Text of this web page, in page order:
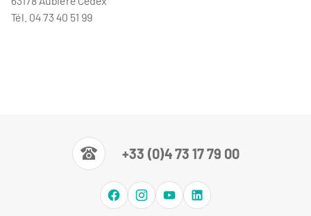
Tél. 04 73 40 51 99
+33 (0)4 73 17 79 00